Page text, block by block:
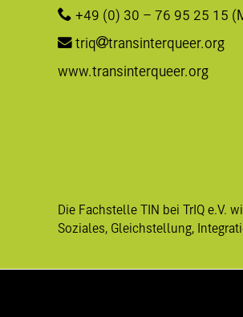
+49 (0) 30 – 76 95 25 15
triq
transinterqueer.org
www.transinterqueer.org
Die Fachstelle TIN bei TrIQ e.V.
Soziales, Gleichstellung,